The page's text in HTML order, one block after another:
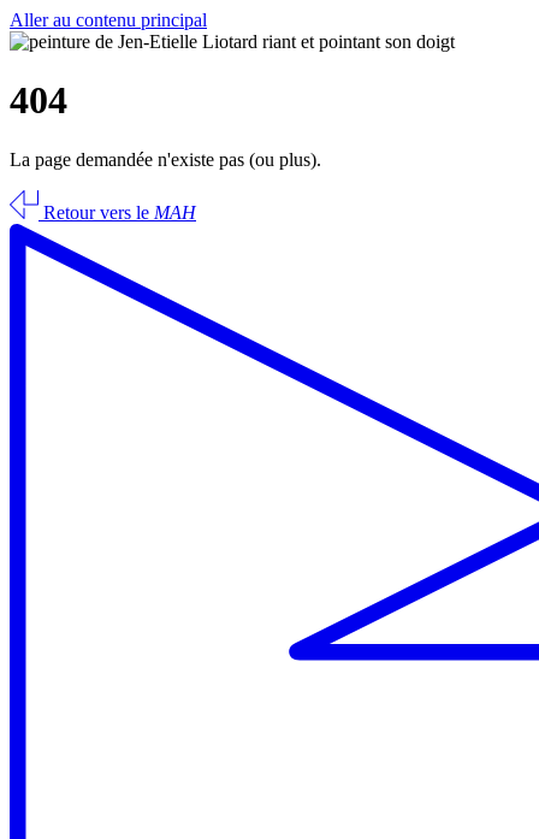
Aller au contenu principal
404
La page demandée n'existe pas (ou plus).
Retour vers le MAH